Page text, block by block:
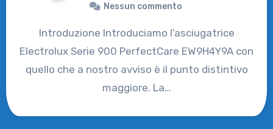
Nessun commento
Introduzione Introduciamo l’asciugatrice
Electrolux Serie 900 PerfectCare EW9H4Y9A con
quello che a nostro avviso è il punto distintivo
maggiore. La…